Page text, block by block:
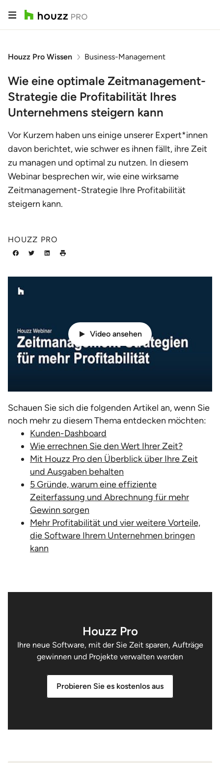
Houzz Pro Wissen Business-Management
Wie eine optimale Zeitmanagement-
Strategie die Profitabilität Ihres
Unternehmens steigern kann
Vor Kurzem haben uns einige unserer Expert*innen
davon berichtet, wie schwer es ihnen fällt, ihre Zeit
zu managen und optimal zu nutzen. In diesem
Webinar besprechen wir, wie eine wirksame
Zeitmanagement-Strategie Ihre Profitabilität
steigern kann.
HOUZZ PRO
Video ansehen
Schauen Sie sich die folgenden Artikel an, wenn Sie
noch mehr zu diesem Thema entdecken möchten:
Kunden-Dashboard
Wie errechnen Sie den Wert Ihrer Zeit?
Mit Houzz Pro den Überblick über Ihre Zeit
und Ausgaben behalten
5 Gründe, warum eine effiziente
Zeiterfassung und Abrechnung für mehr
Gewinn sorgen
Mehr Profitabilität und vier weitere Vorteile,
die Software Ihrem Unternehmen bringen
kann
Houzz Pro
Ihre neue Software, mit der Sie Zeit sparen, Aufträge
gewinnen und Projekte verwalten werden
Probieren Sie es kostenlos aus